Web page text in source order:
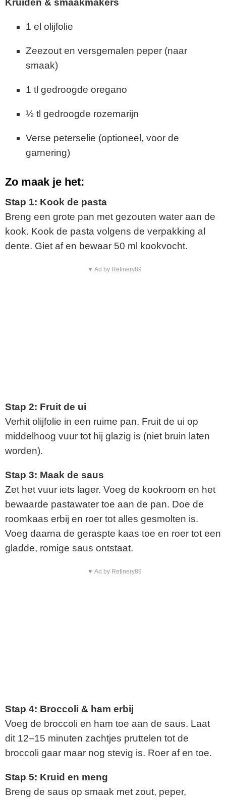
Kruiden & smaakmakers
1 el olijfolie
Zeezout en versgemalen peper (naar
smaak)
1 tl gedroogde oregano
½ tl gedroogde rozemarijn
Verse peterselie (optioneel, voor de
garnering)
Zo maak je het:
Stap 1: Kook de pasta
Breng een grote pan met gezouten water aan de
kook. Kook de pasta volgens de verpakking al
dente. Giet af en bewaar 50 ml kookvocht.
▼ Ad by Refinery89
Stap 2: Fruit de ui
Verhit olijfolie in een ruime pan. Fruit de ui op
middelhoog vuur tot hij glazig is (niet bruin laten
worden).
Stap 3: Maak de saus
Zet het vuur iets lager. Voeg de kookroom en het
bewaarde pastawater toe aan de pan. Doe de
roomkaas erbij en roer tot alles gesmolten is.
Voeg daarna de geraspte kaas toe en roer tot een
gladde, romige saus ontstaat.
▼ Ad by Refinery89
Stap 4: Broccoli & ham erbij
Voeg de broccoli en ham toe aan de saus. Laat
dit 12–15 minuten zachtjes pruttelen tot de
broccoli gaar maar nog stevig is. Roer af en toe.
Stap 5: Kruid en meng
Breng de saus op smaak met zout, peper,